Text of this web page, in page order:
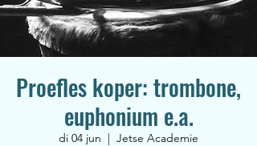
Proefles koper: trombone,
euphonium e.a.
di 04 jun
  |
Jetse Academie